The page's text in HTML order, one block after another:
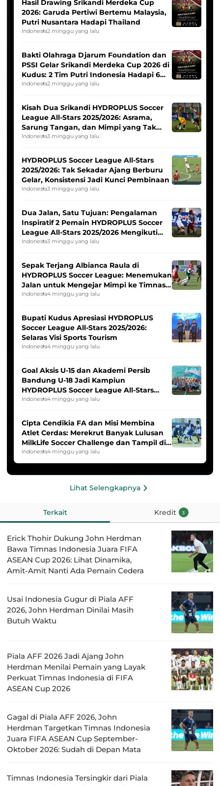
Hasil Drawing Srikandi Merdeka Cup
2026: Garuda Pertiwi Bertemu Malaysia,
Putri Nusantara Hadapi Thailand
Indonesia2 minggu yang lalu
Bakti Olahraga Djarum Foundation dan
PSSI Gelar Srikandi Merdeka Cup 2026 di
Kudus: 2 Tim Putri Indonesia Hadapi 6
Tim Asia
Indonesia2 minggu yang lalu
Kisah Dua Srikandi HYDROPLUS Soccer
League All-Stars 2025/2026: Asrama,
Sarung Tangan, dan Mimpi yang Tak
Pernah Padam
Indonesia3 minggu yang lalu
HYDROPLUS Soccer League All-Stars
2025/2026: Tak Sekadar Ajang Berburu
Gelar, Konsistensi Jadi Kunci Pembinaan
Indonesia3 minggu yang lalu
Dua Jalan, Satu Tujuan: Pengalaman
Inspiratif 2 Pemain HYDROPLUS Soccer
League All-Stars 2025/2026 Mengikuti
Seleksi Timnas Indonesia Putri
Indonesia3 minggu yang lalu
Sepak Terjang Albianca Raula di
HYDROPLUS Soccer League: Menemukan
Jalan untuk Mengejar Mimpi ke Timnas
Indonesia Putri
Indonesia4 minggu yang lalu
Bupati Kudus Apresiasi HYDROPLUS
Soccer League All-Stars 2025/2026:
Selaras Visi Sports Tourism
Indonesia4 minggu yang lalu
Goal Aksis U-15 dan Akademi Persib
Bandung U-18 Jadi Kampiun
HYDROPLUS Soccer League All-Stars
2025/2026
Indonesia4 minggu yang lalu
Cipta Cendikia FA dan Misi Membina
Atlet Cerdas: Merekrut Banyak Lulusan
MilkLife Soccer Challenge dan Tampil di
HYDROPLUS Soccer League
Indonesia4 minggu yang lalu
Lihat Selengkapnya
Terkait Kredit 3
Erick Thohir Dukung John Herdman
Bawa Timnas Indonesia Juara FIFA
ASEAN Cup 2026: Lihat Dinamika,
Amit-Amit Nanti Ada Pemain Cedera
Usai Indonesia Gugur di Piala AFF
2026, John Herdman Dinilai Masih
Butuh Waktu
Piala AFF 2026 Jadi Ajang John
Herdman Menilai Pemain yang Layak
Perkuat Timnas Indonesia di FIFA
ASEAN Cup 2026
Gagal di Piala AFF 2026, John
Herdman Targetkan Timnas Indonesia
Juara FIFA ASEAN Cup September-
Oktober 2026: Sudah di Depan Mata
Timnas Indonesia Tersingkir dari Piala